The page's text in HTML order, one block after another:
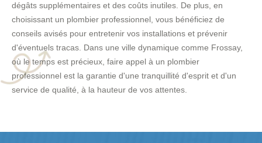
dégâts supplémentaires et des coûts inutiles. De plus, en
choisissant un plombier professionnel, vous bénéficiez de
conseils avisés pour entretenir vos installations et prévenir
d'éventuels tracas. Dans une ville dynamique comme Frossay,
où le temps est précieux, faire appel à un plombier
professionnel est la garantie d'une tranquillité d'esprit et d'un
service de qualité, à la hauteur de vos attentes.